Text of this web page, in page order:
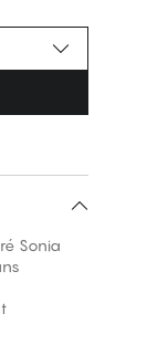
Sonia